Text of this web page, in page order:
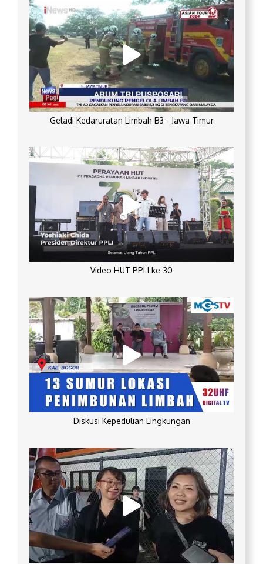
Geladi Kedaruratan Limbah B3 - Jawa Timur
Video HUT PPLI ke-30
Diskusi Kepedulian Lingkungan